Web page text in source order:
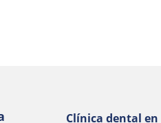
Clínica dental en